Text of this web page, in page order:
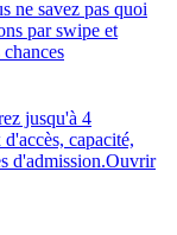
ne savez pas quoi
par swipe et
jusqu'à 4
capacité,
d'admission.Ouvrir